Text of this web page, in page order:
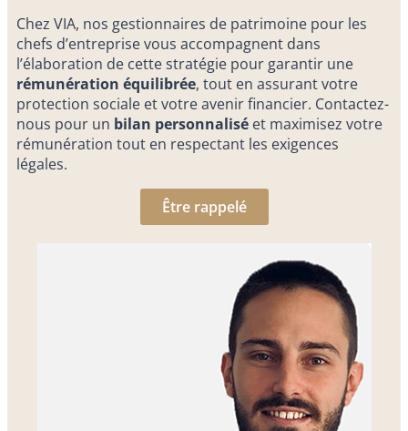
Chez VIA, nos gestionnaires de patrimoine pour les
chefs d’entreprisevous accompagnent dans
l’élaboration de cette stratégie pour garantir une
rémunération équilibrée, tout en assurant votre
protection sociale et votre avenir financier. Contactez-
nous pour un bilan personnalisé et maximisez votre
rémunération tout en respectant les exigences
légales.
Être rappelé